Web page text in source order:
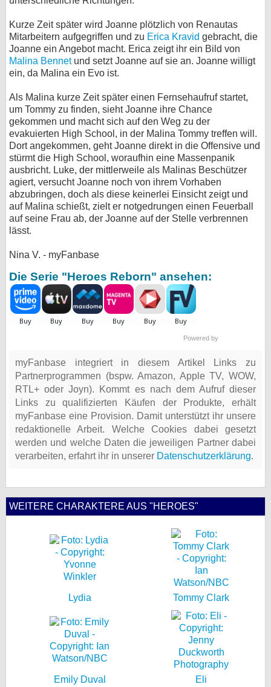
Kurze Zeit später wird Joanne plötzlich von Renautas
Mitarbeitern aufgegriffen und zu Erica Kravid gebracht, die
Joanne ein Angebot macht. Erica zeigt ihr ein Bild von
Malina Bennetund setzt Joanne auf sie an. Joanne willigt
ein, da Malina ein Evo ist.
Als Malina kurze Zeit später einen Fernsehaufruf startet,
um Tommy zu finden, sieht Joanne ihre Chance
gekommen und macht sich auf den Weg zu der
evakuierten High School, in der Malina Tommy treffen will.
Dort angekommen, geht Joanne direkt in die Offensive und
stürmt die High School, woraufhin eine Massenpanik
ausbricht. Luke, der mittlerweile als Malinas Beschützer
agiert, versucht Joanne noch von ihrem Vorhaben
abzubringen, doch als diese keinerlei Einsicht zeigt und
auf Malina schießt, zielt er notgedrungen einen Feuerball
auf seine Frau ab, der Joanne auf der Stelle verbrennen
lässt.
Nina V. - myFanbase
Die Serie "Heroes Reborn" ansehen:
Powered by
myFanbase integriert in diesem Artikel Links zu
Partnerprogrammen (bspw. Amazon, Apple TV, WOW,
RTL+ oder Joyn). Kommt es nach dem Aufruf dieser
Links zu qualifizierten Käufen der Produkte, erhält
myFanbase eine Provision. Damit unterstützt ihr unsere
redaktionelle Arbeit. Welche Cookies dabei gesetzt
werden und welche Daten die jeweiligen Partner dabei
verarbeiten, erfahrt ihr in unserer Datenschutzerklärung.
WEITERE CHARAKTERE AUS "HEROES"
Lydia Tommy Clark
Emily Duval Eli